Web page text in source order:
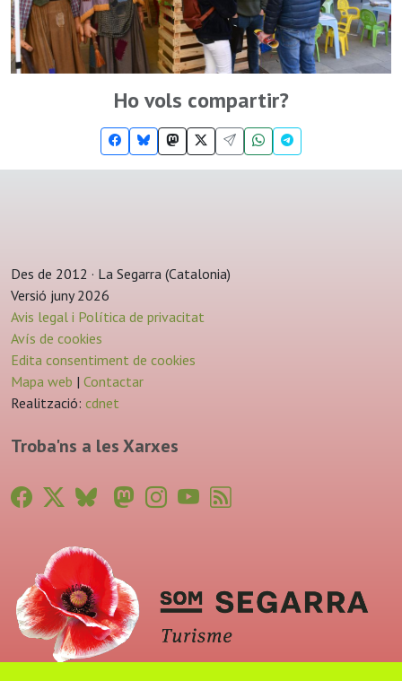
Ho vols compartir?
Des de 2012 · La Segarra (Catalonia)
Versió juny 2026
Avis legal i Política de privacitat
Avís de cookies
Edita consentiment de cookies
Mapa web | Contactar
Realització: cdnet
Troba'ns a les Xarxes